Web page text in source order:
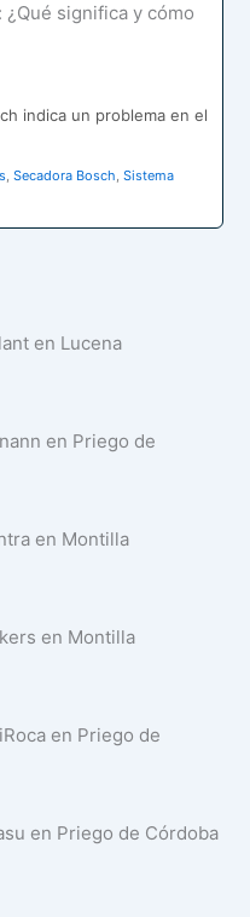
¿Qué significa y cómo
indica un problema en el
,Secadora Bosch,Sistema
en Lucena
en Priego de
en Montilla
en Montilla
en Priego de
en Priego de Córdoba